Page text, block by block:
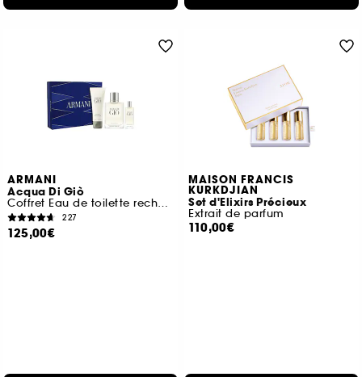
ARMANI
Acqua Di Giò
Coffret Eau de toilette rechargeable pour homme
227
125,00€
MAISON FRANCIS
KURKDJIAN
Set d'Elixirs Précieux
Extrait de parfum
110,00€